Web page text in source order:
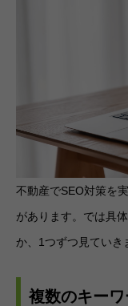
不動産でSEO対策を
があります。では具
か、1つずつ見ていき
複数のキー